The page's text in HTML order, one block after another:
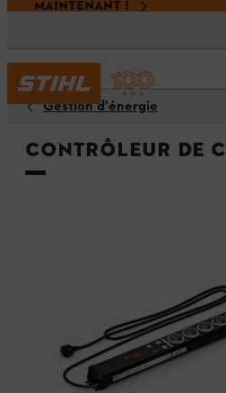
MAINTENANT !
Gestion d'énergie
Contrôleur de